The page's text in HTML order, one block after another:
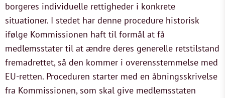
borgeres individuelle rettigheder i konkrete
situationer. I stedet har denne procedure historisk
ifølge Kommissionen haft til formål at få
medlemsstater til at ændre deres generelle retstilstand
fremadrettet, så den kommer i overensstemmelse med
EU-retten. Proceduren starter med en åbningsskrivelse
fra Kommissionen, som skal give medlemsstaten